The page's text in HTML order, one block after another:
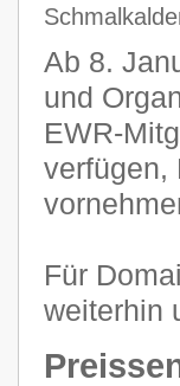
Ab 8.
und
EWR-
verfügen,
Für
weiterhin